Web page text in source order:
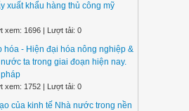
xuất khẩu hàng thủ công mỹ
xem: 1696 | Lượt tải: 0
hóa - Hiện đại hóa nông nghiệp &
ta trong giai đoạn hiện nay.
xem: 1752 | Lượt tải: 0
của kinh tế Nhà nước trong nền